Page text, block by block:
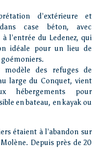
d’extérieure et
case béton, avec
l’entrée du Ledenez, qui
idéale pour un lieu de
des refuges de
large du Conquet, vient
hébergements pour
en bateau, en kayak ou
étaient à l’abandon sur
Depuis près de 20